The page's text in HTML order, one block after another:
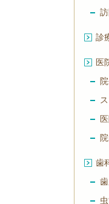
診
医
歯